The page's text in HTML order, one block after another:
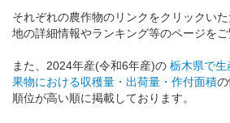
それぞれの農作物のリンクをクリックい
地の詳細情報やランキング等のページをご
また、2024年産(令和6年産)の 栃木県で生
果物における収穫量・出荷量・作付面積
順位が高い順に掲載しております。